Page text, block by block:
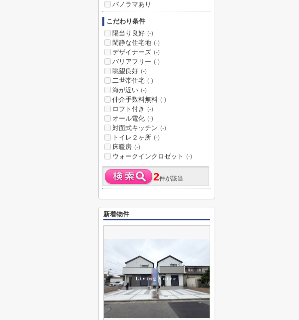
パノラマあり
こだわり条件
陽当り良好 (-)
閑静な住宅地 (-)
デザイナーズ (-)
バリアフリー (-)
眺望良好 (-)
二世帯住宅 (-)
海が近い (-)
仲介手数料無料 (-)
ロフト付き (-)
オール電化 (-)
対面式キッチン (-)
トイレ２ヶ所 (-)
床暖房 (-)
ウォークインクロゼット (-)
2件が該当
新着物件